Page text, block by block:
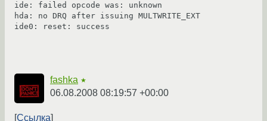
ide: failed opcode was: unknown
hda: no DRQ after issuing MULTWRITE_EXT
ide0: reset: success
fashka ★
06.08.2008 08:19:57 +00:00
Ссылка